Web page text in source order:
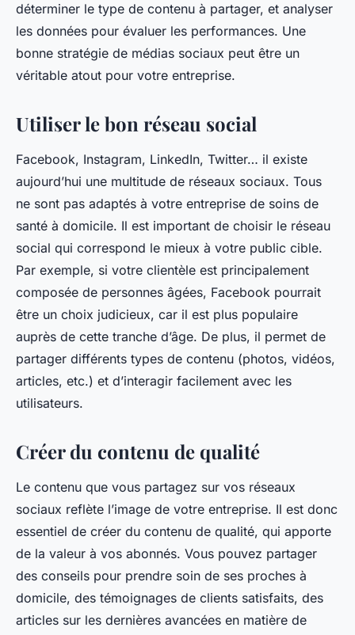
déterminer le type de contenu à partager, et analyser
les données pour évaluer les performances. Une
bonne stratégie de médias sociaux peut être un
véritable atout pour votre entreprise.
Utiliser le bon réseau social
Facebook, Instagram, LinkedIn, Twitter… il existe
aujourd’hui une multitude de réseaux sociaux. Tous
ne sont pas adaptés à votre entreprise de soins de
santé à domicile. Il est important de choisir le réseau
social qui correspond le mieux à votre public cible.
Par exemple, si votre clientèle est principalement
composée de personnes âgées, Facebook pourrait
être un choix judicieux, car il est plus populaire
auprès de cette tranche d’âge. De plus, il permet de
partager différents types de contenu (photos, vidéos,
articles, etc.) et d’interagir facilement avec les
utilisateurs.
Créer du contenu de qualité
Le contenu que vous partagez sur vos réseaux
sociaux reflète l’image de votre entreprise. Il est donc
essentiel de créer du contenu de qualité, qui apporte
de la valeur à vos abonnés. Vous pouvez partager
des conseils pour prendre soin de ses proches à
domicile, des témoignages de clients satisfaits, des
articles sur les dernières avancées en matière de